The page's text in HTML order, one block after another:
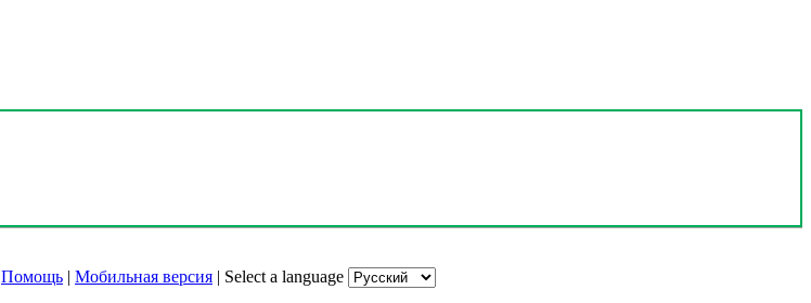
Помощь | Мобильная версия | Select a language